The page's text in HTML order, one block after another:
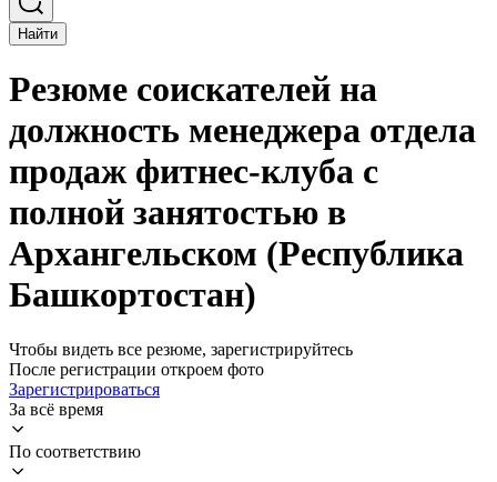
Найти
Резюме соискателей на
должность менеджера отдела
продаж фитнес-клуба с
полной занятостью в
Архангельском (Республика
Башкортостан)
Чтобы видеть все резюме, зарегистрируйтесь
После регистрации откроем фото
Зарегистрироваться
За всё время
По соответствию